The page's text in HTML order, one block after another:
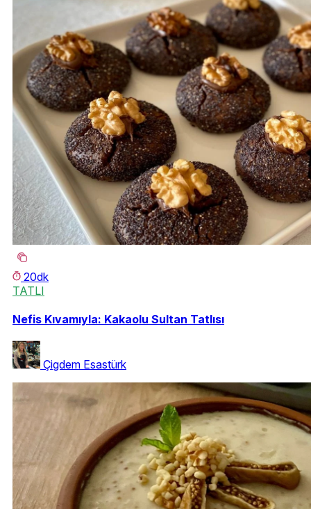
20dk
TATLI
Nefis Kıvamıyla: Kakaolu Sultan Tatlısı
Çigdem Esastürk